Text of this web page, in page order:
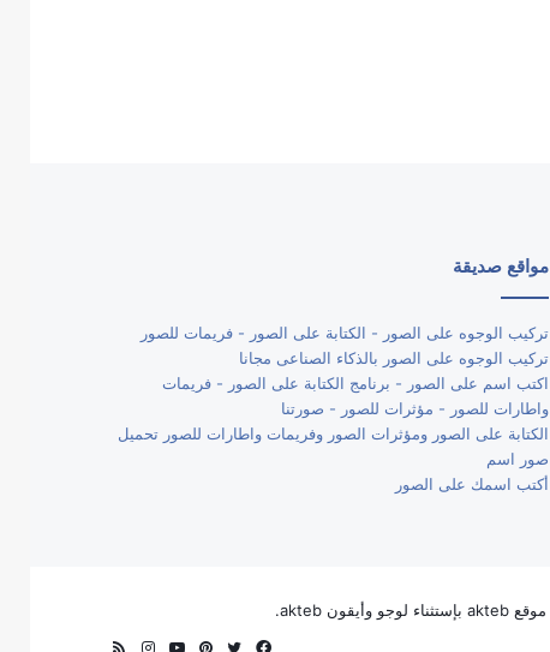
مواقع صديقة
تركيب الوجوه على الصور - الكتابة على الصور - فريمات للصور
تركيب الوجوه على الصور بالذكاء الصناعى مجانا
اكتب اسم على الصور - برنامج الكتابة على الصور - فريمات
واطارات للصور - مؤثرات للصور - صورتنا
الكتابة على الصور ومؤثرات الصور وفريمات واطارات للصور تحميل
صور اسم
أكتب اسمك على الصور
فيسبوك
تويتربينتيريست
يوتيوبانستقرام
ملخص